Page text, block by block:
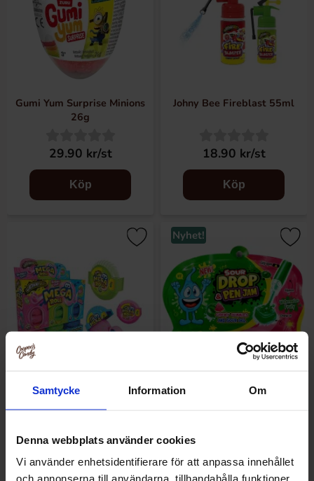
Samtycke Information Om
Denna webbplats använder cookies
Vi använder enhetsidentifierare för att anpassa innehållet
och annonserna till användarna, tillhandahålla funktioner
Gumi Yum Surprise Minions
26g
29.90 kr/st
Köp
Johny Bee Fireblast 55ml
18.90 kr/st
Köp
18.84 kr/st
Nyhet!
19.90 kr/st